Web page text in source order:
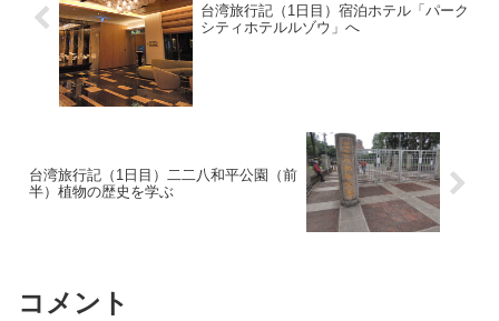
台湾旅行記（1日目）宿泊ホテル「パーク
シティホテルルゾウ」へ
台湾旅行記（1日目）二二八和平公園（前
半）植物の歴史を学ぶ
コメント